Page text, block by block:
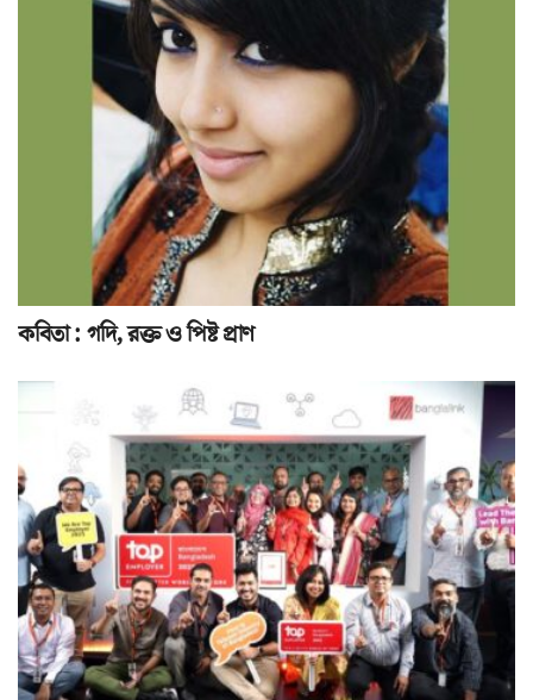
কবিতা : গদি, রক্ত ও পিষ্ট প্রাণ